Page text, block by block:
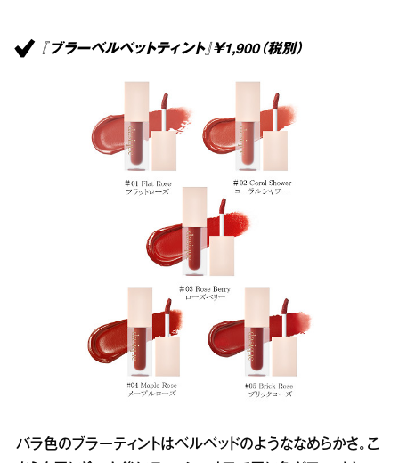
『ブラーベルベットティント』￥1,900（税別）
バラ色のブラーティントはベルベッドのようななめらかさ。こ